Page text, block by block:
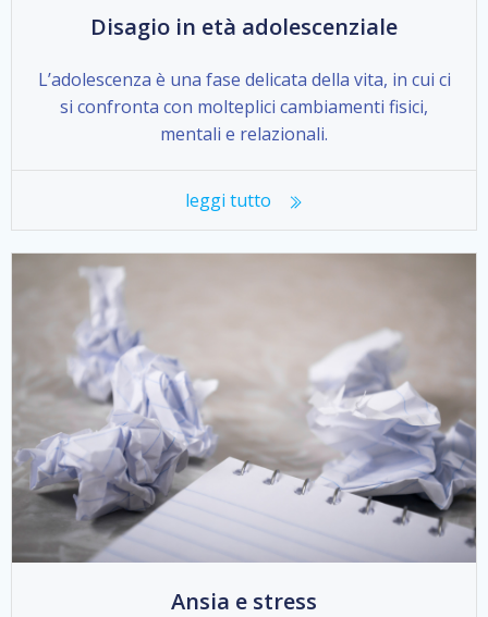
Disagio in età adolescenziale
L’adolescenza è una fase delicata della vita, in cui ci
si confronta con molteplici cambiamenti fisici,
mentali e relazionali.
leggi tutto
Ansia e stress